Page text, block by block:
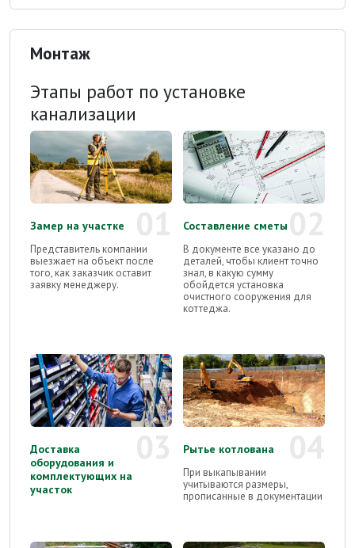
Монтаж
Этапы работ по установке
канализации
Замер на участке
Представитель компании
выезжает на объект после
того, как заказчик оставит
заявку менеджеру.
Составление сметы
В документе все указано до
деталей, чтобы клиент точно
знал, в какую сумму
обойдется установка
очистного сооружения для
коттеджа.
Доставка
оборудования и
комплектующих на
участок
Рытье котлована
При выкапывании
учитываются размеры,
прописанные в документации